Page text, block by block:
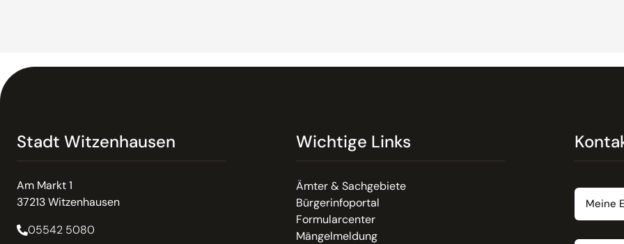
Stadt Witzenhausen
Am Markt 1
37213 Witzenhausen
05542 5080
Wichtige Links
Ämter & Sachgebiete
Bürgerinfoportal
Formularcenter
Mängelmeldung